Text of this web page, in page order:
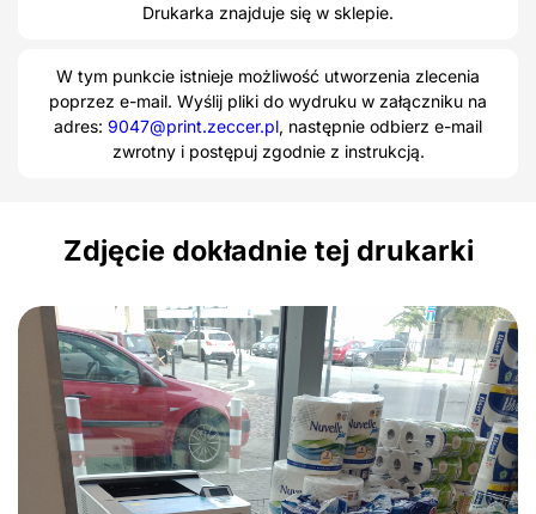
Drukarka znajduje się w sklepie.
W tym punkcie istnieje możliwość utworzenia zlecenia
poprzez e-mail. Wyślij pliki do wydruku w załączniku na
adres: 9047@print.zeccer.pl, następnie odbierz e-mail
zwrotny i postępuj zgodnie z instrukcją.
Zdjęcie dokładnie tej drukarki